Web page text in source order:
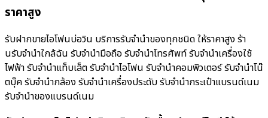
ราคาสูง
รับฝากขายไอโฟนบ่อวิน บริการรับจำนำของทุกชนิด ให้ราคาสูง ร้า
นรับจํานําใกล้ฉัน รับจำนำมือถือ รับจำนำโทรศัพท์ รับจำนำเครื่องใช้
ไฟฟ้า รับจำนำแท็บเล็ต รับจำนำไอโฟน รับจำนำคอมพิวเตอร์ รับจำนำโน๊
ตบุ๊ค รับจำนำกล้อง รับจำนำเครื่องประดับ รับจำนำกระเป๋าแบรนด์เนม
รับจำนำของแบรนด์เนม